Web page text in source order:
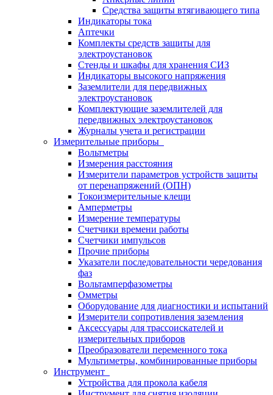
Средства защиты втягивающего типа
Индикаторы тока
Аптечки
Комплекты средств защиты для
электроустановок
Стенды и шкафы для хранения СИЗ
Индикаторы высокого напряжения
Заземлители для передвижных
электроустановок
Комплектующие заземлителей для
передвижных электроустановок
Журналы учета и регистрации
Измерительные приборы
Вольтметры
Измерения расстояния
Измерители параметров устройств защиты
от перенапряжений (ОПН)
Токоизмерительные клещи
Амперметры
Измерение температуры
Счетчики времени работы
Счетчики импульсов
Прочие приборы
Указатели последовательности чередования
фаз
Вольтамперфазометры
Омметры
Оборудование для диагностики и испытаний
Измерители сопротивления заземления
Аксессуары для трассоискателей и
измерительных приборов
Преобразователи переменного тока
Мультиметры, комбинированные приборы
Инструмент
Устройства для прокола кабеля